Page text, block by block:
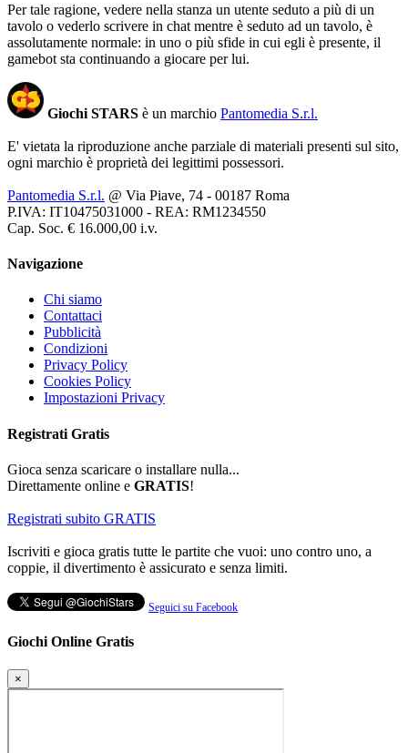
Per tale ragione, vedere nella stanza un utente seduto a più di un
tavolo o vederlo scrivere in chat mentre è seduto ad un tavolo, è
assolutamente normale: in uno o più sfide in cui egli è presente, il
gamebot sta continuando a giocare per lui.
Giochi STARS è un marchio Pantomedia S.r.l.
E' vietata la riproduzione anche parziale di materiali presenti sul sito,
ogni marchio è proprietà dei legittimi possessori.
Pantomedia S.r.l. @ Via Piave, 74 - 00187 Roma
P.IVA: IT10475031000 - REA: RM1234550
Cap. Soc. € 16.000,00 i.v.
Navigazione
Chi siamo
Contattaci
Pubblicità
Condizioni
Privacy Policy
Cookies Policy
Impostazioni Privacy
Registrati Gratis
Gioca senza scaricare o installare nulla...
Direttamente online e GRATIS!
Registrati subito GRATIS
Iscriviti e gioca gratis tutte le partite che vuoi: uno contro uno, a
coppie, il divertimento è assicurato e senza limiti.
Seguici su Facebook
Giochi Online Gratis
×